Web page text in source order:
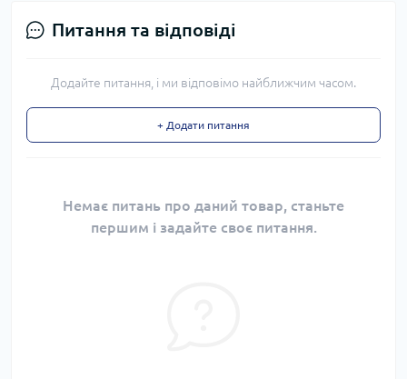
Питання та відповіді
Додайте питання, і ми відповімо найближчим часом.
+ Додати питання
Немає питань про даний товар, станьте
першим і задайте своє питання.